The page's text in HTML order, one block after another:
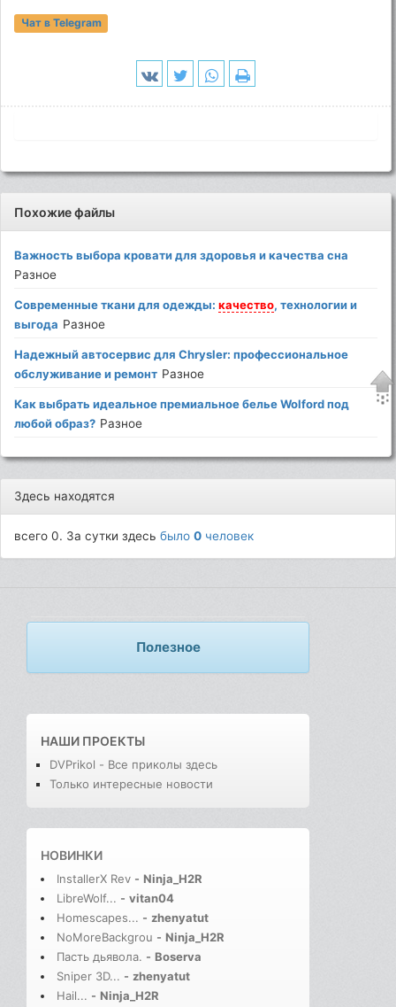
Чат в Telegram
Похожие файлы
Важность выбора кровати для здоровья и качества сна
Разное
Современные ткани для одежды:качество, технологии и
выгода Разное
Надежный автосервис для Chrysler: профессиональное
обслуживание и ремонт Разное
Как выбрать идеальное премиальное белье Wolford под
любой образ? Разное
Здесь находятся
всего 0. За сутки здесьбыло0 человек
Полезное
НАШИ ПРОЕКТЫ
DVPrikol - Все приколы здесь
Только интересные новости
НОВИНКИ
InstallerX Rev - Ninja_H2R
LibreWolf... - vitan04
Homescapes... - zhenyatut
NoMoreBackgrou - Ninja_H2R
Пасть дьявола. - Boserva
Sniper 3D... - zhenyatut
Hail... - Ninja_H2R